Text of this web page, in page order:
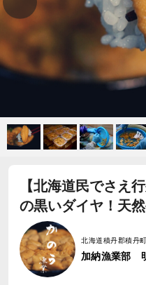
【北海道民でさえ
の黒いダイヤ！天
北海道積丹郡積丹
加納漁業部